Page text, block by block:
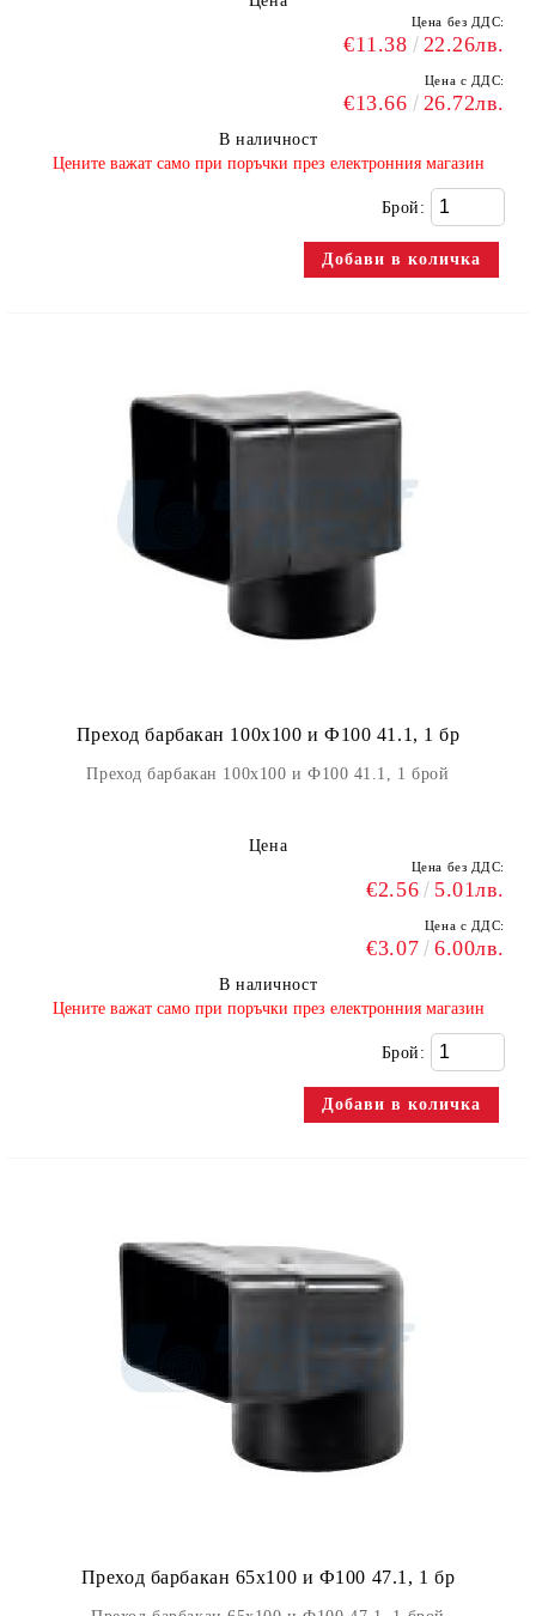
Цена без ДДС:
€11.38 22.26лв.
Цена с ДДС:
€13.66 26.72лв.
В наличност
​Цените важат само при поръчки през електронния магазин
Брой:
Преход барбакан 100x100 и Ф100 41.1, 1 бр
Преход барбакан 100x100 и Ф100 41.1, 1 брой
Цена
Цена без ДДС:
€2.56 5.01лв.
Цена с ДДС:
€3.07 6.00лв.
В наличност
​Цените важат само при поръчки през електронния магазин
Брой:
Преход барбакан 65x100 и Ф100 47.1, 1 бр